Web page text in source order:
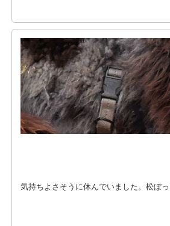
気持ちよさそうに休んでいました。松ぼっ